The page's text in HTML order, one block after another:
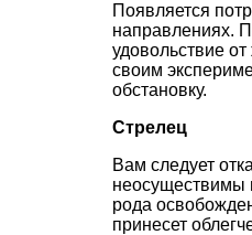
Появляется
направлениях.
удовольствие
своим
обстановку.
Стрелец
Вам следует
неосуществимы
рода
принесет